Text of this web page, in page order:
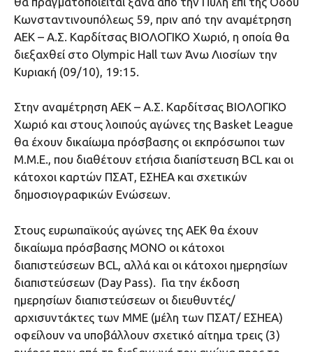
Κωνσταντινουπόλεως 59, πριν από την αναμέτρηση
ΑΕΚ – Α.Σ. Καρδίτσας ΒΙΟΛΟΓΙΚΟ Χωριό, η οποία θα
διεξαχθεί στο Olympic Hall των Άνω Λιοσίων την
Κυριακή (09/10), 19:15.
Στην αναμέτρηση ΑΕΚ – Α.Σ. Καρδίτσας ΒΙΟΛΟΓΙΚΟ
Χωριό και στους λοιπούς αγώνες της Basket League
θα έχουν δικαίωμα πρόσβασης οι εκπρόσωποι των
Μ.Μ.Ε., που διαθέτουν ετήσια διαπίστευση BCL και οι
κάτοχοι καρτών ΠΣΑΤ, ΕΣΗΕΑ και σχετικών
δημοσιογραφικών Ενώσεων.
Στους ευρωπαϊκούς αγώνες της ΑΕΚ θα έχουν
δικαίωμα πρόσβασης MONO οι κάτοχοι
διαπιστεύσεων BCL, αλλά και οι κάτοχοι ημερησίων
διαπιστεύσεων (Day Pass). Για την έκδοση
ημερησίων διαπιστεύσεων οι διευθυντές/
αρχισυντάκτες των ΜΜΕ (μέλη των ΠΣΑΤ/ ΕΣΗΕΑ)
οφείλουν να υποβάλλουν σχετικό αίτημα τρεις (3)